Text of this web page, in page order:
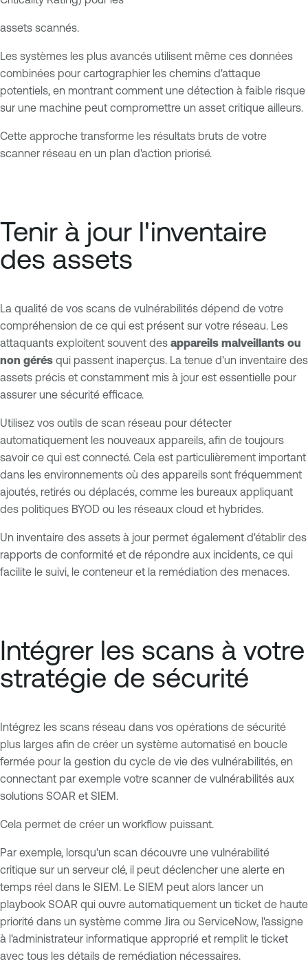
assets scannés.
Les systèmes les plus avancés utilisent même ces données
combinées pour cartographier les chemins d'attaque
potentiels, en montrant comment une détection à faible risque
sur une machine peut compromettre un asset critique ailleurs.
Cette approche transforme les résultats bruts de votre
scanner réseau en un plan d'action priorisé.
Tenir à jour l'inventaire
des assets
La qualité de vos scans de vulnérabilités dépend de votre
compréhension de ce qui est présent sur votre réseau. Les
attaquants exploitent souvent des appareils malveillants ou
non gérés qui passent inaperçus. La tenue d'un inventaire des
assets précis et constamment mis à jour est essentielle pour
assurer une sécurité efficace.
Utilisez vos outils de scan réseau pour détecter
automatiquement les nouveaux appareils, afin de toujours
savoir ce qui est connecté. Cela est particulièrement important
dans les environnements où des appareils sont fréquemment
ajoutés, retirés ou déplacés, comme les bureaux appliquant
des politiques BYOD ou les réseaux cloud et hybrides.
Un inventaire des assets à jour permet également d'établir des
rapports de conformité et de répondre aux incidents, ce qui
facilite le suivi, le conteneur et la remédiation des menaces.
Intégrer les scans à votre
stratégie de sécurité
Intégrez les scans réseau dans vos opérations de sécurité
plus larges afin de créer un système automatisé en boucle
fermée pour la gestion du cycle de vie des vulnérabilités, en
connectant par exemple votre scanner de vulnérabilités aux
solutions SOAR et SIEM.
Cela permet de créer un workflow puissant.
Par exemple, lorsqu'un scan découvre une vulnérabilité
critique sur un serveur clé, il peut déclencher une alerte en
temps réel dans le SIEM. Le SIEM peut alors lancer un
playbook SOAR qui ouvre automatiquement un ticket de haute
priorité dans un système comme Jira ou ServiceNow, l'assigne
à l'administrateur informatique approprié et remplit le ticket
avec tous les détails de remédiation nécessaires.